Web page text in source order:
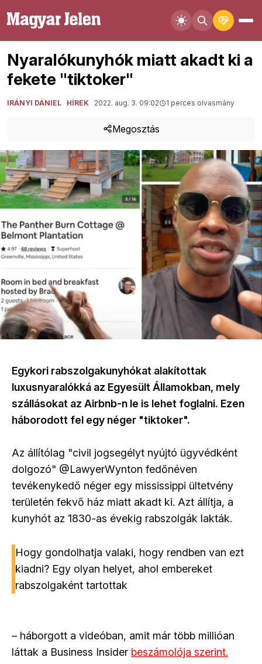
Nyaralókunyhók miatt akadt ki a
fekete "tiktoker"
IRÁNYI DÁNIEL HÍREK 2022. aug. 3. 09:02 1 perces olvasmány
Megosztás
Egykori rabszolgakunyhókat alakítottak
luxusnyaralókká az Egyesült Államokban, mely
szállásokat az Airbnb-n le is lehet foglalni. Ezen
háborodott fel egy néger "tiktoker".
Az állítólag "civil jogsegélyt nyújtó ügyvédként
dolgozó" @LawyerWynton fedőnéven
tevékenykedő néger egy mississippi ültetvény
területén fekvő ház miatt akadt ki. Azt állítja, a
kunyhót az 1830-as évekig rabszolgák lakták.
Hogy gondolhatja valaki, hogy rendben van ezt
kiadni? Egy olyan helyet, ahol embereket
rabszolgaként tartottak
– háborgott a videóban, amit már több millióan
láttak a Business Insider beszámolója szerint.